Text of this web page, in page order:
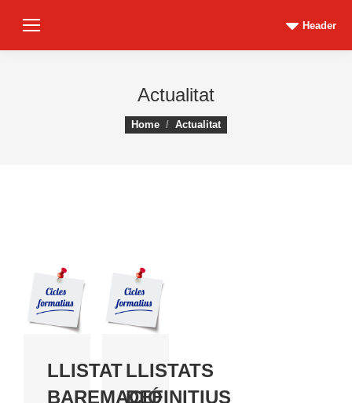
Header
Actualitat
You are here:
Home Actualitat
LLISTAT
BAREMACIÓ
LLISTATS
DEFINITIUS